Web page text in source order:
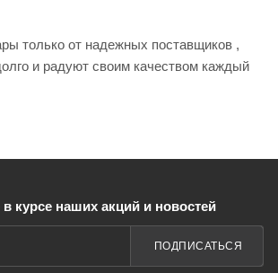
только от надежных поставщиков ,
и радуют своим качеством каждый
в курсе наших акций и новостей
ПОДПИСАТЬСЯ